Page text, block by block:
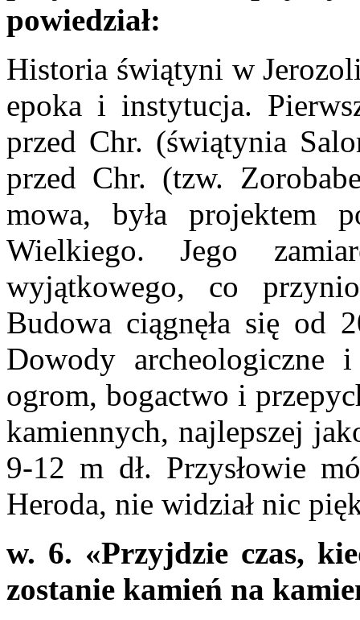
powiedział:
Historia świątyni w
epoka i instytucja.
przed Chr. (świątynia
przed Chr. (tzw.
mowa, była projektem
Wielkiego. Jego
wyjątkowego, co
Budowa ciągnęła się od
Dowody archeologiczne
ogrom, bogactwo i
kamiennych, najlepszej
9-12 m dł. Przysłowie
Heroda, nie widział nic
w. 6. «Przyjdzie czas,
zostanie kamień na